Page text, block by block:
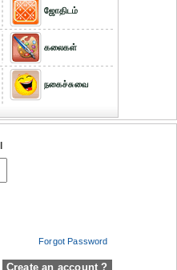
ஜோதிடம்
கலைகள்
நகைச்சுவை
Forgot Password
Create an account ?